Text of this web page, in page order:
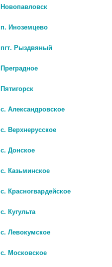
ЛАВЕРОН Д/ЖЕНЩИН №1 ТАБ.
408 руб.
Новопавловск
п. Иноземцево
пгт. Рыздвяный
Преградное
Пятигорск
с. Александровское
с. Верхнерусское
с. Донское
с. Казьминское
с. Красногвардейское
с. Кугульта
с. Левокумское
с. Московское